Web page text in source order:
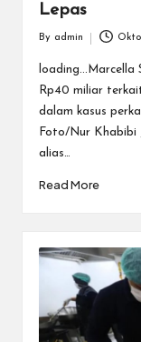
Lepas
by
By admin
loading...Marcella
Rp40 miliar
dalam kasus
Foto/Nur
alias…
Read More